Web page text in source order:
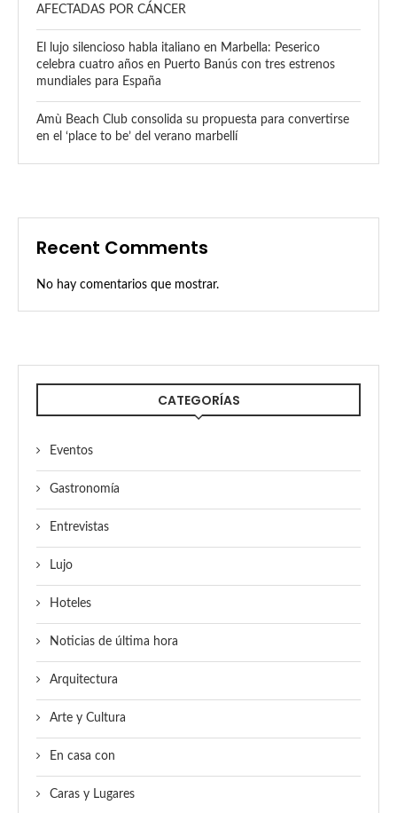
AFECTADAS POR CÁNCER
El lujo silencioso habla italiano en Marbella: Peserico
celebra cuatro años en Puerto Banús con tres estrenos
mundiales para España
Amù Beach Club consolida su propuesta para convertirse
en el ‘place to be’ del verano marbellí
Recent Comments
No hay comentarios que mostrar.
CATEGORÍAS
Eventos
Gastronomía
Entrevistas
Lujo
Hoteles
Noticias de última hora
Arquitectura
Arte y Cultura
En casa con
Caras y Lugares